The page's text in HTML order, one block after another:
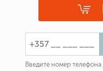
Введите номер